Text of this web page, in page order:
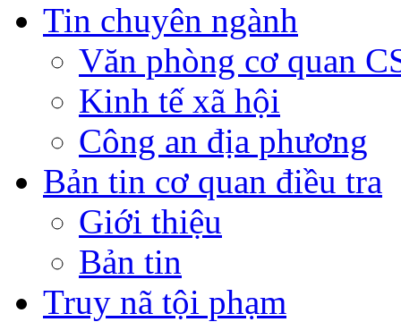
Tin chuyên ngành
Văn phòng cơ quan
Kinh tế xã hội
Công an địa phương
Bản tin cơ quan điều tra
Giới thiệu
Bản tin
Truy nã tội phạm